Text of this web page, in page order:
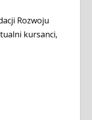
Rozwoju
kursanci,